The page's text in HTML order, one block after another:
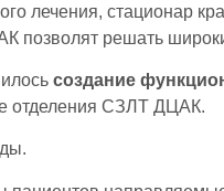
лечения, стационар
позволят решать
создание
отделения СЗЛТ ДЦАК.